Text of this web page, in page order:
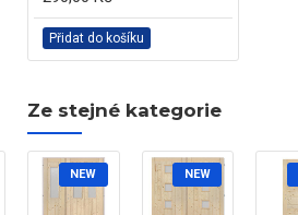
Přidat do košíku
Ze stejné kategorie
NEW NEW